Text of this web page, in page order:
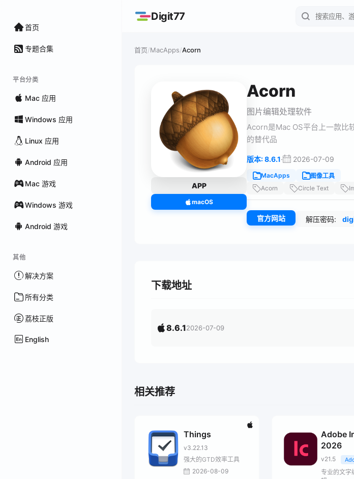
首页
专题合集
平台分类
Mac 应用
Windows 应用
Linux 应用
Android 应用
Mac 游戏
Windows 游戏
Android 游戏
其他
解决方案
所有分类
荔枝正版
English
Digit77
首页/MacApps/Acorn
APP
macOS
Acorn
图片编辑处理软件
Acorn是Mac OS平台上一款比
的替代品
版本: 8.6.1· 2026-07-09
MacApps
图像工具
Acorn
Circle Text
官方网站 解压密码:
下载地址
8.6.12026-07-09
相关推荐
Things
v3.22.13
强大的GTD效率工具
2026-08-09
Adobe
2026
v21.5
专业的文字